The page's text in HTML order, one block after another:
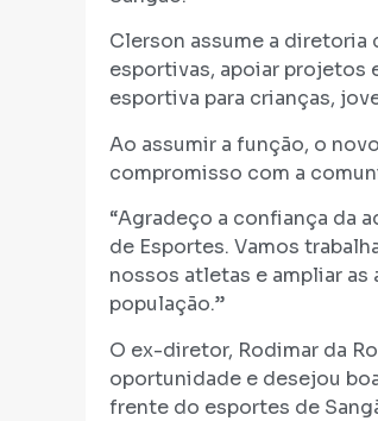
Clerson assume a
esportivas, apoiar projetos
esportiva para crianças,
Ao assumir a função, o
compromisso com a
“Agradeço a confiança da
de Esportes. Vamos
nossos atletas e ampliar
população.”
O ex-diretor, Rodimar da
oportunidade e desejou
frente do esportes de